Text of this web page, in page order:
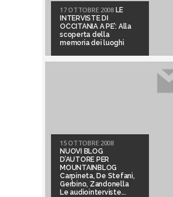
17 OTTOBRE 2008 LE
INTERVISTE DI
OCCITANIA A PE’: Alla
scoperta della
memoria dei luoghi
15 OTTOBRE 2008
NUOVI BLOG
D’AUTORE PER
MOUNTAINBLOG
Carpineta, De Stefani,
Gerbino, Zandonella
Le audiointerviste...